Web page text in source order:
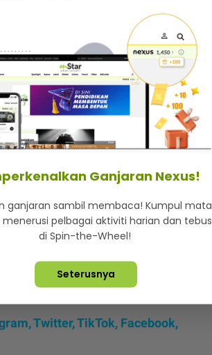
kesihatan bapa sebelum meninggal
hubungan rapat dengan Kimberly
sebagai pengarah apabila
secara mendadak pada hari ketiga
emosi yang luar biasa iaitu
ketika menunaikan
Twitter,TikTok, Facebook,
Ganjaran Nexus!
ganjaran sambil membaca! Kumpul mata
pelbagai aktiviti harian dan tebus
di Spin-the-Wheel!
Seterusnya